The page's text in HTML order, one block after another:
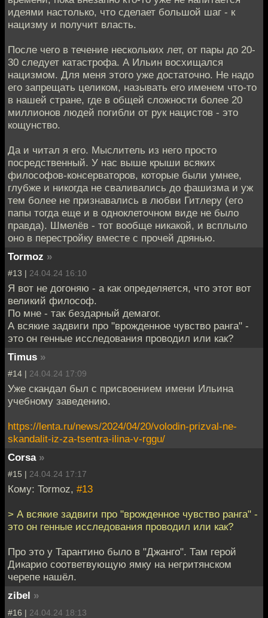
идеями настолько, что сделает большой шаг - к
нацизму и получит власть.
После чего в течение нескольких лет, от пары до 20-
30 следует катастрофа. А Ильин восхищался
нацизмом. Для меня этого уже достаточно. Не надо
его запрещать целиком, называть его именем что-то
в нашей стране, где в общей сложности более 20
миллионов людей погибли от рук нацистов - это
кощунство.
Да и читал я его. Мыслитель из него просто
посредственный. У нас выше крыши всяких
философов-консерваторов, которые были умнее,
глубже и никогда не сваливались до фашизма и уж
тем более не признавались в любви Гитлеру (его
папы тогда еще и в одноклеточном виде не было
правда). Шмелёв - тот вообще никакой, и всплыло
оно в перестройку вместе с прочей дрянью.
Tormoz »
#13 | 24.04.24 16:10
Я вот не догоняю - а как определяется, что этот вот
великий философ.
По мне - так бездарный демагог.
А всякие задвиги про "врожденное чувство ранга" -
это он генные исследования проводил или как?
Timus »
#14 | 24.04.24 17:09
Уже скандал был с присвоением имени Ильина
учебному заведению.
https://lenta.ru/news/2024/04/20/volodin-prizval-ne-
skandalit-iz-za-tsentra-ilina-v-rggu/
Corsa »
#15 | 24.04.24 17:17
Кому: Tormoz, #13
> А всякие задвиги про "врожденное чувство ранга" -
это он генные исследования проводил или как?
Про это у Тарантино было в "Джанго". Там герой
Дикарио соответвующую ямку на негритянском
черепе нашёл.
zibel »
#16 | 24.04.24 18:13